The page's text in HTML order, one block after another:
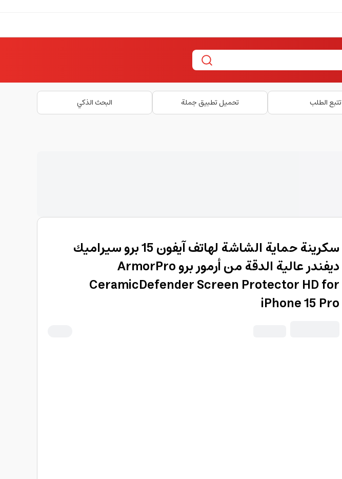
تتبع الطلب تحميل تطبيق جملة البحث الذكي
سكرينة حماية الشاشة لهاتف آيفون 15 برو سيراميك
ديفندر عالية الدقة من أرمور برو ArmorPro
CeramicDefender Screen Protector HD for
iPhone 15 Pro